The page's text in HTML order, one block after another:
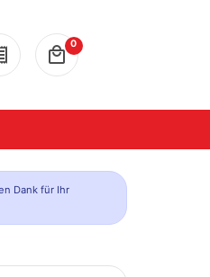
local_mall
0
Dank für Ihr